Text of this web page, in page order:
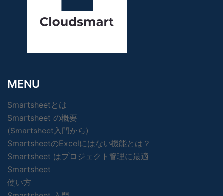
MENU
Smartsheetとは
Smartsheet の概要
(Smartsheet入門から)
SmartsheetのExcelにはない機能とは？
Smartsheet はプロジェクト管理に最適
Smartsheet
使い方